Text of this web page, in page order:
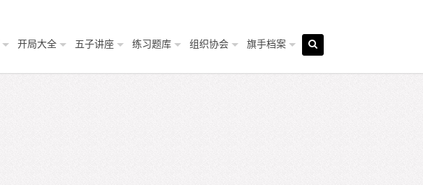
开局大全 五子讲座 练习题库 组织协会 旗手档案